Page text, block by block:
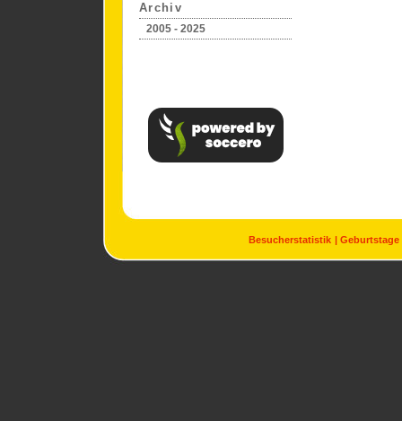
Archiv
2005 - 2025
Besucherstatistik Geburtstage